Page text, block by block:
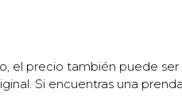
el precio también puede
Si encuentras una